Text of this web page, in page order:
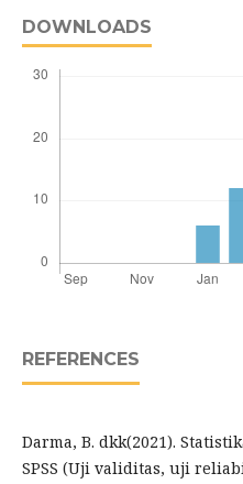
DOWNLOADS
REFERENCES
Darma, B. dkk(2021).
SPSS (Uji validitas, uji